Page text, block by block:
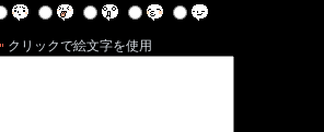
クリックで絵文字を使用